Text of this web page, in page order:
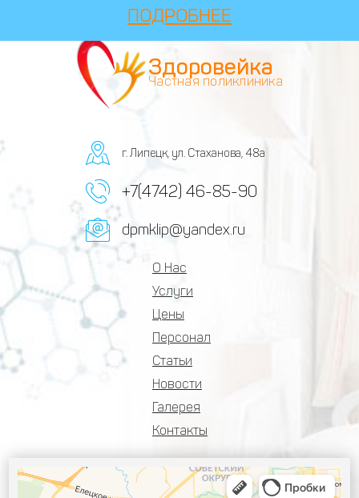
ПОДРОБНЕЕ
Здоровейка
Частная поликлиника
г. Липецк, ул. Стаханова, 48а
+7(4742) 46-85-90
dpmklip@yandex.ru
О Нас
Услуги
Цены
Персонал
Статьи
Новости
Галерея
Контакты